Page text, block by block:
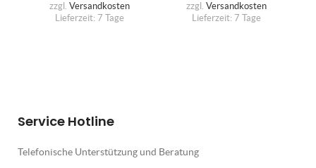
zzgl. Versandkosten
Lieferzeit: 7 Tage
zzgl. Versandkosten
Lieferzeit: 7 Tage
Service Hotline
Telefonische Unterstützung und Beratung